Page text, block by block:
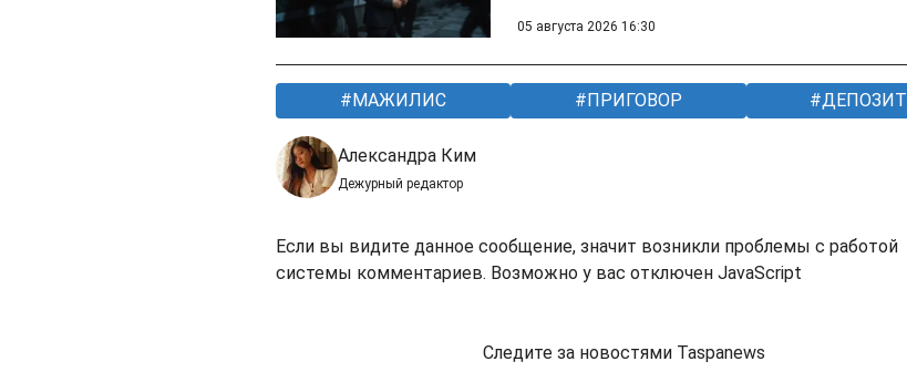
05 августа 2026 16:30
МАЖИЛИС ПРИГОВОР ДЕПОЗИТ
Александра Ким
Дежурный редактор
Если вы видите данное сообщение, значит возникли проблемы с работой
системы комментариев. Возможно у вас отключен JavaScript
Следите за новостями Taspanews